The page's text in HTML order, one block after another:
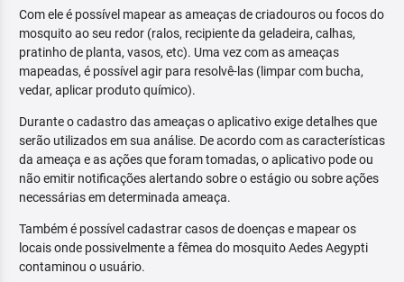
Com ele é possível mapear as ameaças de criadouros ou focos do
mosquito ao seu redor (ralos, recipiente da geladeira, calhas,
pratinho de planta, vasos, etc). Uma vez com as ameaças
mapeadas, é possível agir para resolvê-las (limpar com bucha,
vedar, aplicar produto químico).
Durante o cadastro das ameaças o aplicativo exige detalhes que
serão utilizados em sua análise. De acordo com as características
da ameaça e as ações que foram tomadas, o aplicativo pode ou
não emitir notificações alertando sobre o estágio ou sobre ações
necessárias em determinada ameaça.
Também é possível cadastrar casos de doenças e mapear os
locais onde possivelmente a fêmea do mosquito Aedes Aegypti
contaminou o usuário.